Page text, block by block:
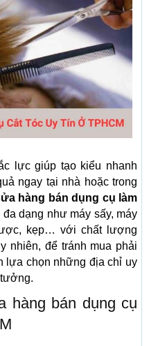
lực giúp tạo kiểu nhanh
ngay tại nhà hoặc trong
hàng bán dụng cụ làm
dạng như máy sấy, máy
kẹp… với chất lượng
nhiên, để tránh mua phải
lựa chọn những địa chỉ uy
hàng bán dụng cụ